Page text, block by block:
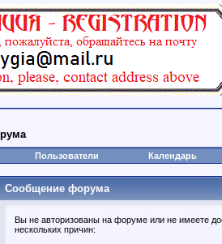
Пользователи Календарь
Сообщение форума
Вы не авторизованы на форуме или не имеете
нескольких причин: